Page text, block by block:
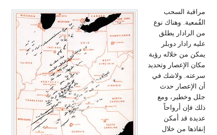
مراقبة السحب
القُمعية. وهناك نوع
من الرادار يطلق
عليه رادار دوبلر
يمكن من خلاله رؤية
مكان الإعصار وتحديد
سرعته. ولاشك في
أن الإعصار حدث
جلل وخطير، ومع
ذلك فإن أرواحاً
عديدة قد أمكن
إنقاذها من خلال